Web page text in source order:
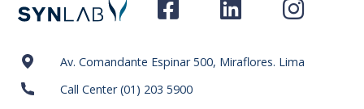
Av. Comandante Espinar 500, Miraflores. Lima
Call Center (01) 203 5900